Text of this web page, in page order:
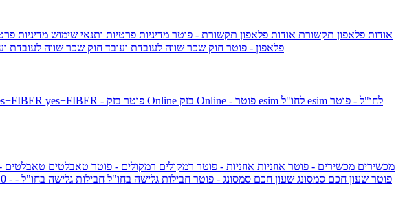
אודות פלאפון תקשורת אודות פלאפון תקשורת - פוטר מדיניות פרטיות ותנאי שימוש מדיניות
פלאפון - פוטר חוק שכר שווה לעובדת ועובד חוק שכר שווה לעובדת
yes+FIBER - פוטר בזק Online
esim לחו"ל - פוטר
מכשירים מכשירים - פוטר אוזניות אוזניות - פוטר רמקולים רמקולים - פוטר טאבלטים טאבלטים
שעון Apple Watch Series 10 - פוטר שעון חכם סמסונג שעון חכם סמסונג - פוטר חבילות גלישה בחו"ל חבילות גלישה בחו"ל -